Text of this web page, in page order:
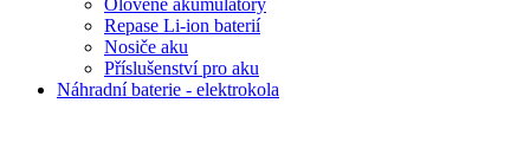
Repase Li-ion baterií
Nosiče aku
Příslušenství pro aku
Náhradní baterie - elektrokola